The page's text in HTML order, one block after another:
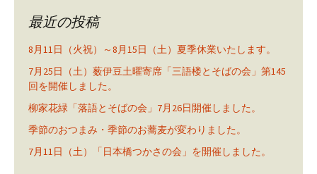
最近の投稿
8月11日（火祝）～8月15日（土）夏季休業いたします。
7月25日（土）薮伊豆土曜寄席「三語楼とそばの会」第145
回を開催しました。
柳家花緑「落語とそばの会」7月26日開催しました。
季節のおつまみ・季節のお蕎麦が変わりました。
7月11日（土）「日本橋つかさの会」を開催しました。